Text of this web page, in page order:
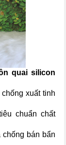
quai silicon
xuất tinh
chuẩn chất
chống bán bẩn